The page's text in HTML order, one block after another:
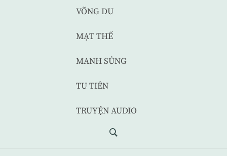
VÕNG DU
MẠT THẾ
MANH SỦNG
TU TIÊN
TRUYỆN AUDIO